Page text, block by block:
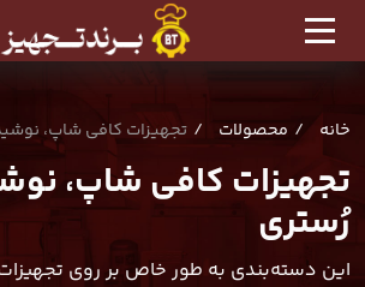
خانه محصولات تجهیزات کافی شاپ،
تجهیزات کافی شاپ،
رُستری
این دسته‌بندی به طور خاص بر روی تجهیزات